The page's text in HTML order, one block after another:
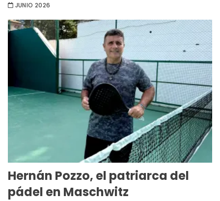
JUNIO 2026
Hernán Pozzo, el patriarca del
pádel en Maschwitz